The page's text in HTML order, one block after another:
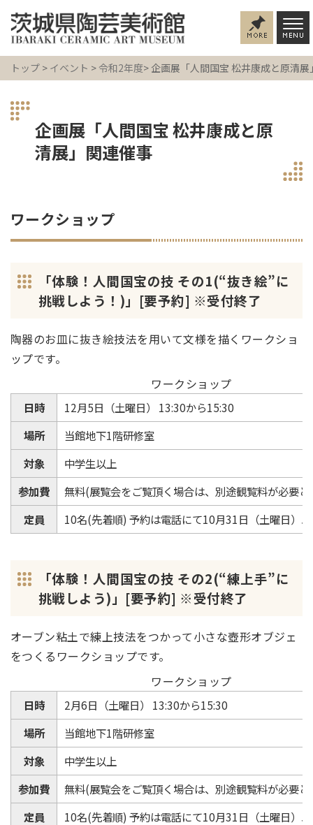
トップ > イベント > 令和2年度> 企画展「人間国宝 松井康成と原清
企画展「人間国宝 松井康成と原
清展」関連催事
ワークショップ
「体験！人間国宝の技 その1(“抜き絵”に
挑戦しよう！)」[要予約] ※受付終了
陶器のお皿に抜き絵技法を用いて文様を描くワークショ
ップです。
ワークショップ
日時
12月5日（土曜日） 13:30から15:30
場所
当館地下1階研修室
対象
中学生以上
参加費
無料(展覧会をご覧頂く場合は、別途観覧料が必要と
定員
10名(先着順) 予約は電話にて10月31日（土曜日）
「体験！人間国宝の技 その2(“練上手”に
挑戦しよう)」[要予約] ※受付終了
オーブン粘土で練上技法をつかって小さな壺形オブジェ
をつくるワークショップです。
ワークショップ
日時
2月6日（土曜日） 13:30から15:30
場所
当館地下1階研修室
対象
中学生以上
参加費
無料(展覧会をご覧頂く場合は、別途観覧料が必要と
定員
10名(先着順) 予約は電話にて10月31日（土曜日）